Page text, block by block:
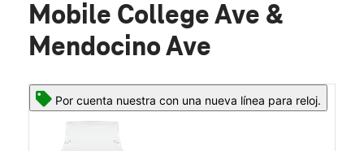
Mobile College Ave &
Mendocino Ave
Por cuenta nuestra con una nueva línea para reloj.